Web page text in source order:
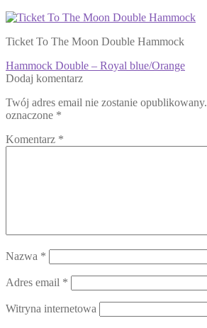
Ticket To The Moon Double Hammock
Nawigacja
wpisu
Poprzedni
wpis:
Hammock Double – Royal blue/Orange
Dodaj komentarz
Twój adres email nie zostanie opublikowany.
oznaczone *
Komentarz *
Nazwa *
Adres email *
Witryna internetowa